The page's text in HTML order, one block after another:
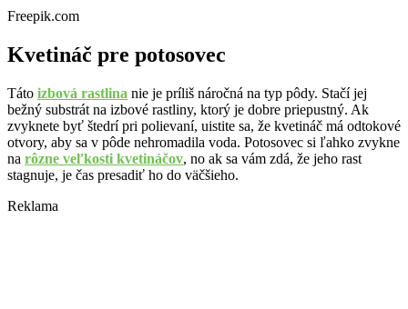
Freepik.com
Kvetináč pre potosovec
Táto izbová rastlina nie je príliš náročná na typ pôdy. Stačí jej
bežný substrát na izbové rastliny, ktorý je dobre priepustný. Ak
zvyknete byť štedrí pri polievaní, uistite sa, že kvetináč má odtokové
otvory, aby sa v pôde nehromadila voda. Potosovec si ľahko zvykne
na rôzne veľkosti kvetináčov, no ak sa vám zdá, že jeho rast
stagnuje, je čas presadiť ho do väčšieho.
Reklama